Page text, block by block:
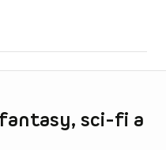
sci-fi a